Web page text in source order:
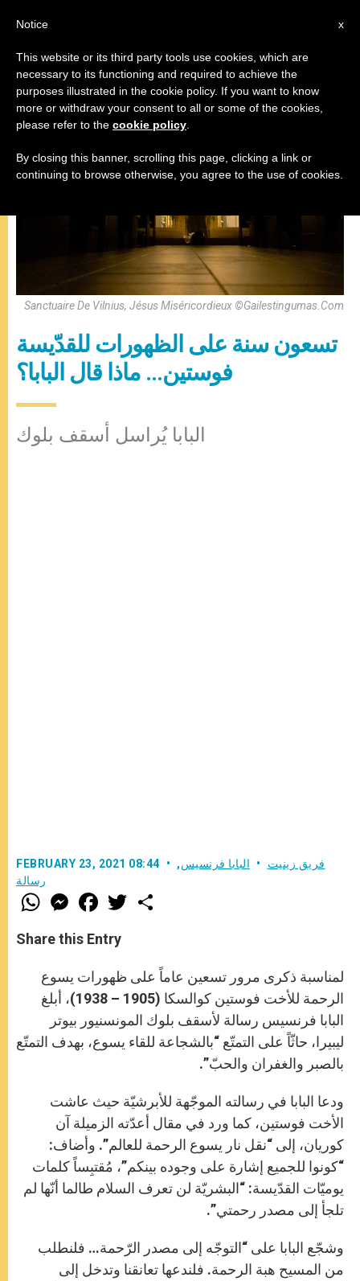
البابا فرنسيس,رسالة
Sanctuaire De Vilnius, Jésus Miséricordieux ©gailestingumas.com
تسعون سنة على الظهورات للقدّيسة
فوستين… ماذا قال البابا؟
البابا يُراسل أسقف بلوك
FEBRUARY 23, 2021 08:44 فريق زينيت البابا فرنسيس,
رسالة
W
h
t
s
p
p
M
e
s
e
e
r
F
a
e
b
k
w
Share this Entry
لمناسبة ذكرى مرور تسعين عاماً على ظهورات يسوع
الرحمة للأخت فوستين كوالسكا (1905 – 1938)، أبلغ
البابا فرنسيس رسالة لأسقف بلوك المونسنيور بيوتر
ليبيرا، حاثّاً على التمتّع “بالشجاعة للقاء يسوع، بهدف التمتّع
بالصبر والغفران والحبّ”.
ودعا البابا في رسالته الموجّهة للأبرشيّة حيث عاشت
الأخت فوستين، كما ورد في مقال أعدّته الزميلة آن
كوريان، إلى “نقل نار يسوع الرحمة للعالم”. وأضاف:
“كونوا للجميع إشارة على وجوده بينكم”، مُقتبِساً كلمات
يوميّات القدّيسة: “البشريّة لن تعرف السلام طالما أنّها لم
تلجأ إلى مصدر رحمتي”.
وشجّع البابا على “التوجّه إلى مصدر الرّحمة… فلنطلب
من المسيح هبة الرحمة. فلندعها تعانقنا وتدخل إلى
x
Notice
This website or its third party tools use cookies, which are
necessary to its functioning and required to achieve the
purposes illustrated in the cookie policy. If you want to know
more or withdraw your consent to all or some of the cookies,
please refer to the cookie policy
By closing this banner, scrolling this page, clicking a link or
continuing to browse otherwise, you agree to the use of cookies.